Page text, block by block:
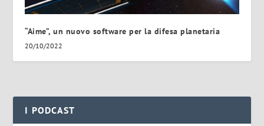
“Aime”, un nuovo software per la difesa planetaria
20/10/2022
I PODCAST